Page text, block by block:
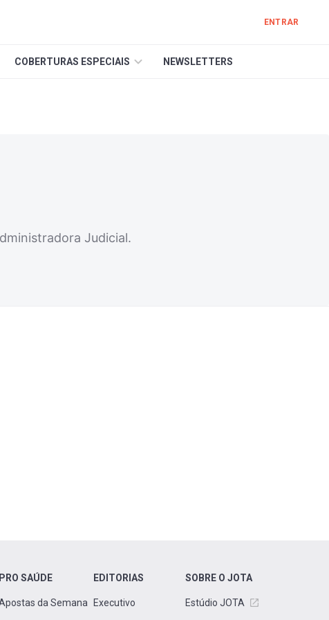
ENTRAR
COBERTURAS ESPECIAIS NEWSLETTERS
Judicial.
PRO SAÚDE
da Semana
EDITORIAS
Executivo
SOBRE O JOTA
Estúdio JOTA